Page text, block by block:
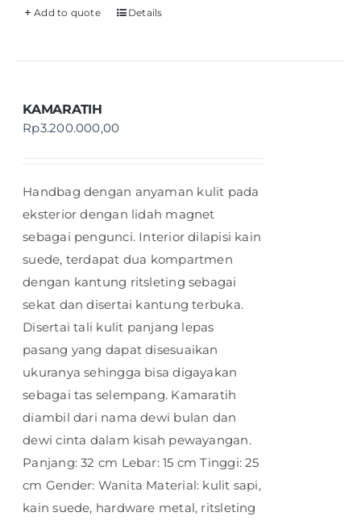
Add to quote Details
KAMARATIH
Rp3.200.000,00
Handbag dengan anyaman kulit pada
eksterior dengan lidah magnet
sebagai pengunci. Interior dilapisi kain
suede, terdapat dua kompartmen
dengan kantung ritsleting sebagai
sekat dan disertai kantung terbuka.
Disertai tali kulit panjang lepas
pasang yang dapat disesuaikan
ukuranya sehingga bisa digayakan
sebagai tas selempang. Kamaratih
diambil dari nama dewi bulan dan
dewi cinta dalam kisah pewayangan.
Panjang: 32 cm Lebar: 15 cm Tinggi: 25
cm Gender: Wanita Material: kulit sapi,
kain suede, hardware metal, ritsleting